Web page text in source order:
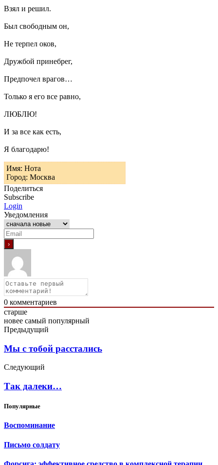
Взял и решил.
Был свободным он,
Не терпел оков,
Дружбой принебрег,
Предпочел врагов…
Только я его все равно,
ЛЮБЛЮ!
И за все как есть,
Я благодарю!
Имя: Нота
Город: Москва
Поделиться
Subscribe
Login
Уведомления
0 комментариев
старше
новее самый популярный
Предыдущий
Мы с тобой расстались
Следующий
Так далеки…
Популярные
Воспоминание
Письмо солдату